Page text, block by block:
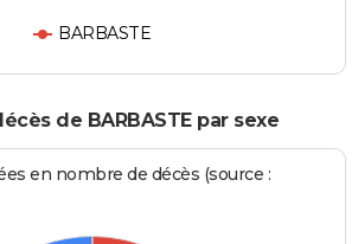
BARBASTE
de BARBASTE par sexe
en nombre de décès (source :